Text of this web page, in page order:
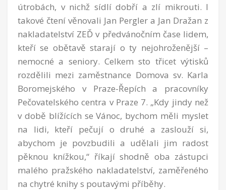
útrobách, v nichž sídlí dobří a zlí mikrouti. I
takové čtení věnovali Jan Pergler a Jan Dražan z
nakladatelství ZEĎ v předvánočním čase lidem,
kteří se obětavě starají o ty nejohroženější –
nemocné a seniory. Celkem sto třicet výtisků
rozdělili mezi zaměstnance Domova sv. Karla
Boromejského v Praze-Řepích a pracovníky
Pečovatelského centra v Praze 7. „Kdy jindy než
v době blížících se Vánoc, bychom měli myslet
na lidi, kteří pečují o druhé a zaslouží si,
abychom je povzbudili a udělali jim radost
pěknou knížkou,“ říkají shodně oba zástupci
malého pražského nakladatelství, zaměřeného
na chytré knihy s poutavými příběhy.